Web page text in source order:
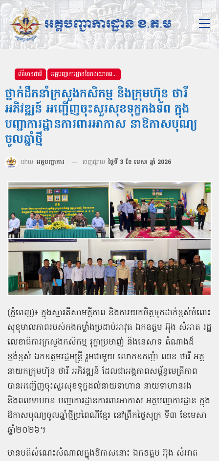
ព័ត៌មានជាតិ អគ្គបញ្ជាការដ្ឋាននៃកងយោធពលខេមរភូមិន្ទ
ថ្នាក់ដឹកនាំក្រសួងកសិកម្ម និងក្រុមហ៊ុន ថារី
អភិវឌ្ឍន៍ អញ្ជើញចុះសួរសុខទុក្ខកងទ័ព ក្នុង
បញ្ជាការដ្ឋានការពារអាកាស នាឱកាសបុណ្យ
ចូលឆ្នាំថ្មី
ដោយ អគ្គបញ្ជាការ ចេញផ្សាយ ថ្ងៃទី 3 ខែ មេសា ឆ្នាំ 2026
(ភ្នំពេញ)៖ ក្នុងស្មារតីសាមគ្គីភាព និងការយកចិត្តទុកដាក់ខ្ពស់ចំពោះ
សុខុមាលភាពរបស់កងកម្លាំងប្រដាប់អាវុធ ឯកឧត្តម អ៊ុង សំអាត រដ្ឋ
លេខាធិការក្រសួងកសិកម្ម រុក្ខាប្រមាញ់ និងនេសាទ តំណាងដ៏
ខ្ពង់ខ្ពស់ ឯកឧត្តមរដ្ឋមន្ត្រី រួមជាមួយ លោកឧកញ៉ា ឈន ថារី អគ្គ
នាយកក្រុមហ៊ុន ថារី អភិវឌ្ឍន៍ ដែលជាអង្គភាពសម្ព័ន្ធមេត្រីភាព
បានអញ្ជើញចុះសួរសុខទុក្ខដល់នាយទាហាន នាយទាហានរង
និងពលទាហាន បញ្ជាការដ្ឋានការពារអាកាស អគ្គបញ្ជាការដ្ឋាន ក្នុង
ឱកាសបុណ្យចូលឆ្នាំថ្មីប្រពៃណីខ្មែរ នៅព្រឹកថ្ងៃសុក្រ ទី៣ ខែមេសា
ឆ្នាំ២០២៦។
មានមតិសំណេះសំណាលក្នុងឱកាសនោះ ឯកឧត្តម អ៊ុង សំអាត